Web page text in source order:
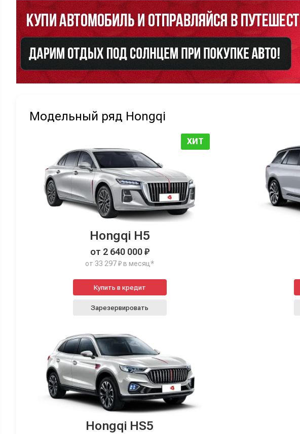
Модельный ряд Hongqi
ХИТ
Hongqi H5
от 2 640 000 ₽
от 33 297 ₽ в месяц*
Купить в кредит
Зарезервировать
Hongqi HS5